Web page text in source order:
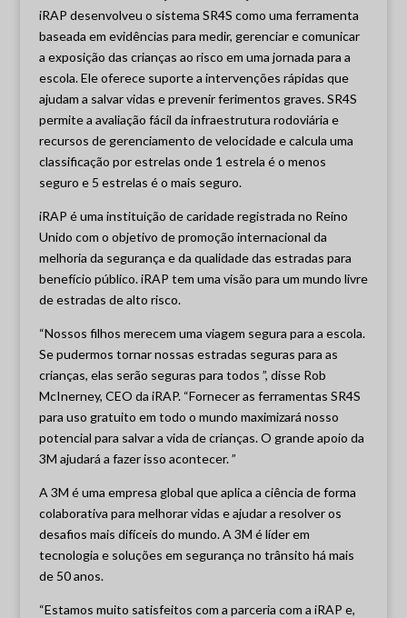
iRAP desenvolveu o sistema SR4S como uma ferramenta
baseada em evidências para medir, gerenciar e comunicar
a exposição das crianças ao risco em uma jornada para a
escola. Ele oferece suporte a intervenções rápidas que
ajudam a salvar vidas e prevenir ferimentos graves. SR4S
permite a avaliação fácil da infraestrutura rodoviária e
recursos de gerenciamento de velocidade e calcula uma
classificação por estrelas onde 1 estrela é o menos
seguro e 5 estrelas é o mais seguro.
iRAP é uma instituição de caridade registrada no Reino
Unido com o objetivo de promoção internacional da
melhoria da segurança e da qualidade das estradas para
benefício público. iRAP tem uma visão para um mundo livre
de estradas de alto risco.
“Nossos filhos merecem uma viagem segura para a escola.
Se pudermos tornar nossas estradas seguras para as
crianças, elas serão seguras para todos ”, disse Rob
McInerney, CEO da iRAP. “Fornecer as ferramentas SR4S
para uso gratuito em todo o mundo maximizará nosso
potencial para salvar a vida de crianças. O grande apoio da
3M ajudará a fazer isso acontecer. ”
A 3M é uma empresa global que aplica a ciência de forma
colaborativa para melhorar vidas e ajudar a resolver os
desafios mais difíceis do mundo. A 3M é líder em
tecnologia e soluções em segurança no trânsito há mais
de 50 anos.
“Estamos muito satisfeitos com a parceria com a iRAP e,